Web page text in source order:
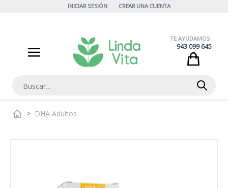
INICIAR SESIÓN CREAR UNA CUENTA
Buscar
TE AYUDAMOS:
943 099 645
> DHA Adultos